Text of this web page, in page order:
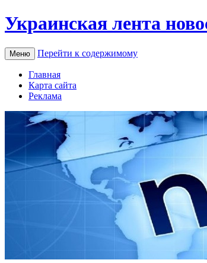
Украинская лента
Меню Перейти к содержимому
Главная
Карта сайта
Реклама